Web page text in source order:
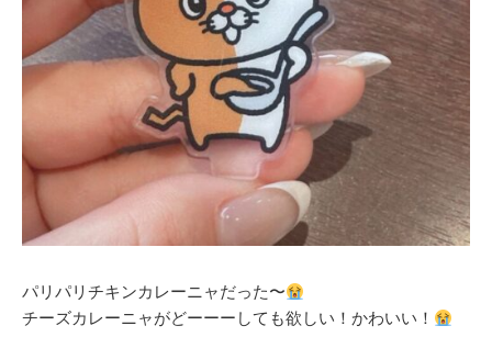
パリパリチキンカレーニャだった〜
チーズカレーニャがどーーーしても欲しい！かわいい！